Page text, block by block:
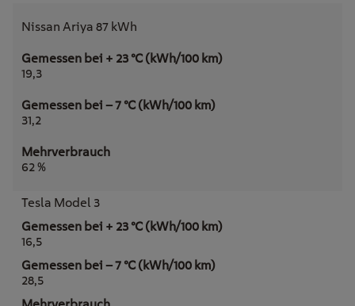
Nissan Ariya 87 kWh
19,3
31,2
62 %
Tesla Model 3
16,5
28,5